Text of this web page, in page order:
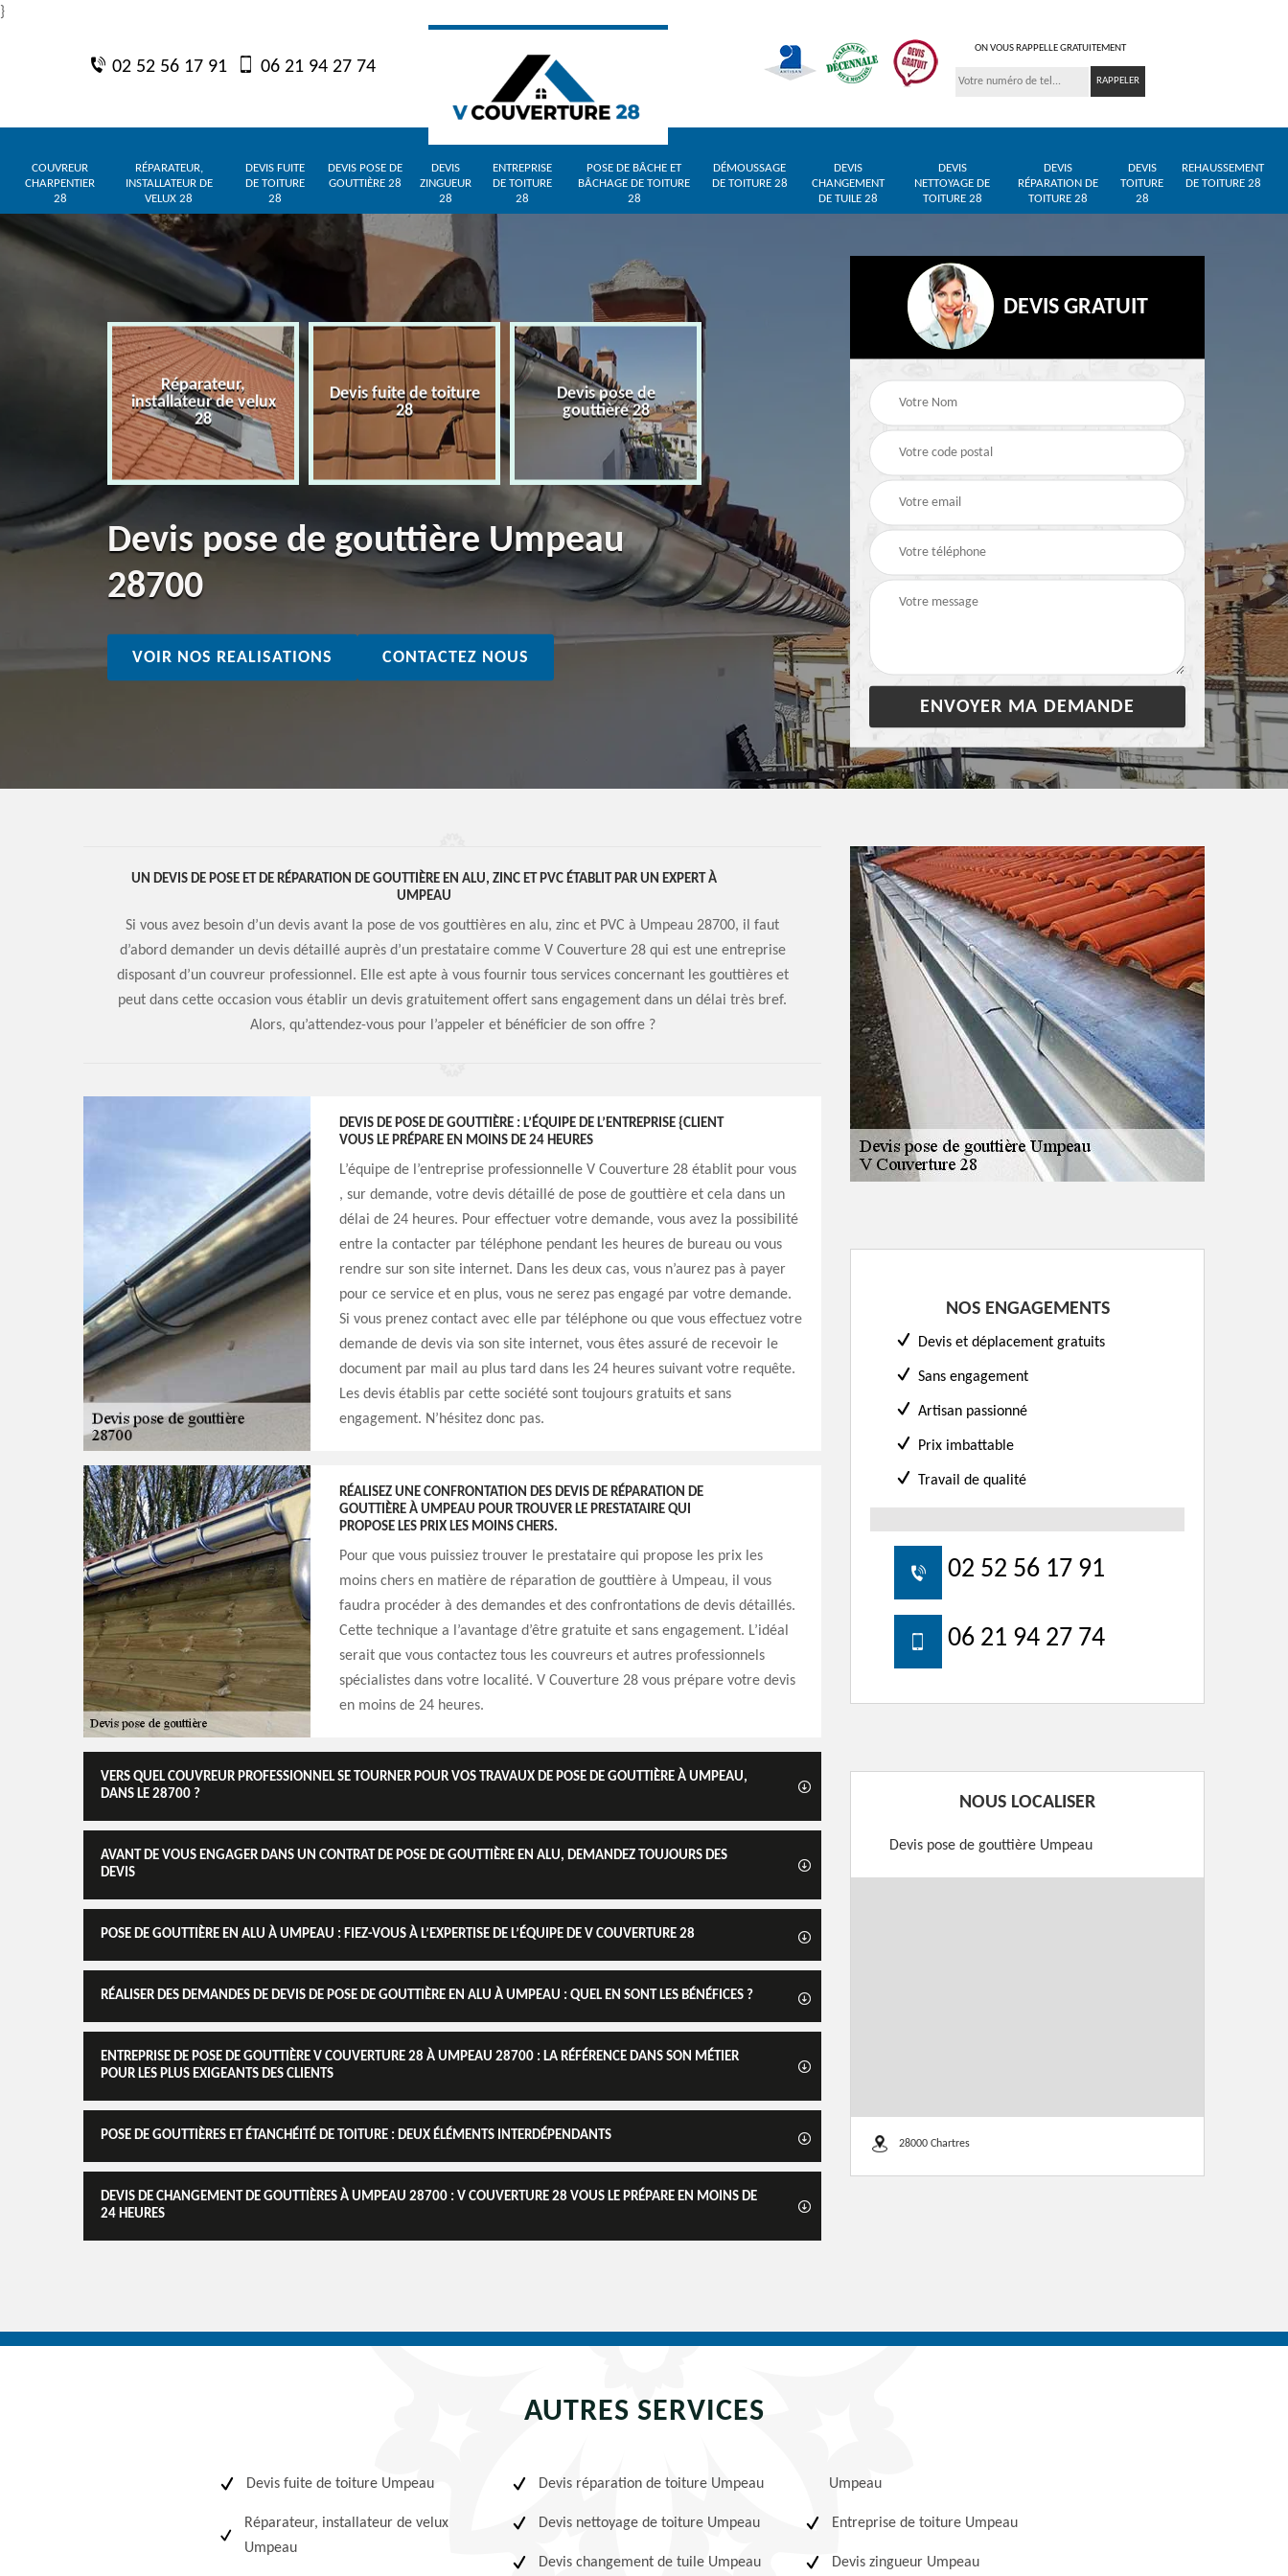
}
02 52 56 17 91 06 21 94 27 74
ON VOUS RAPPELLE GRATUITEMENT
COUVREUR
CHARPENTIER
28
RÉPARATEUR,
INSTALLATEUR DE
VELUX 28
DEVIS FUITE
DE TOITURE
28
DEVIS POSE DE
GOUTTIÈRE 28
DEVIS
ZINGUEUR
28
ENTREPRISE
DE TOITURE
28
POSE DE BÂCHE ET
BÂCHAGE DE TOITURE
28
DÉMOUSSAGE
DE TOITURE 28
DEVIS
CHANGEMENT
DE TUILE 28
DEVIS
NETTOYAGE DE
TOITURE 28
DEVIS
RÉPARATION DE
TOITURE 28
DEVIS
TOITURE
28
REHAUSSEMENT
DE TOITURE 28
Réparateur,
installateur de velux
28
Devis fuite de toiture
28
Devis pose de
gouttière 28
Entreprise de toiture
Pose de bâche et
bâchage de toiture 28
Devis pose de gouttière Umpeau
28700
VOIR NOS REALISATIONS CONTACTEZ NOUS
DEVIS GRATUIT
UN DEVIS DE POSE ET DE RÉPARATION DE GOUTTIÈRE EN ALU, ZINC ET PVC ÉTABLIT PAR UN EXPERT À
UMPEAU
Si vous avez besoin d’un devis avant la pose de vos gouttières en alu, zinc et PVC à Umpeau 28700, il faut
d’abord demander un devis détaillé auprès d’un prestataire comme V Couverture 28 qui est une entreprise
disposant d’un couvreur professionnel. Elle est apte à vous fournir tous services concernant les gouttières et
peut dans cette occasion vous établir un devis gratuitement offert sans engagement dans un délai très bref.
Alors, qu’attendez-vous pour l’appeler et bénéficier de son offre ?
DEVIS DE POSE DE GOUTTIÈRE : L’ÉQUIPE DE L’ENTREPRISE {CLIENT
VOUS LE PRÉPARE EN MOINS DE 24 HEURES
L’équipe de l’entreprise professionnelle V Couverture 28 établit pour vous
, sur demande, votre devis détaillé de pose de gouttière et cela dans un
délai de 24 heures. Pour effectuer votre demande, vous avez la possibilité
entre la contacter par téléphone pendant les heures de bureau ou vous
rendre sur son site internet. Dans les deux cas, vous n’aurez pas à payer
pour ce service et en plus, vous ne serez pas engagé par votre demande.
Si vous prenez contact avec elle par téléphone ou que vous effectuez votre
demande de devis via son site internet, vous êtes assuré de recevoir le
document par mail au plus tard dans les 24 heures suivant votre requête.
Les devis établis par cette société sont toujours gratuits et sans
engagement. N’hésitez donc pas.
RÉALISEZ UNE CONFRONTATION DES DEVIS DE RÉPARATION DE
GOUTTIÈRE À UMPEAU POUR TROUVER LE PRESTATAIRE QUI
PROPOSE LES PRIX LES MOINS CHERS.
Pour que vous puissiez trouver le prestataire qui propose les prix les
moins chers en matière de réparation de gouttière à Umpeau, il vous
faudra procéder à des demandes et des confrontations de devis détaillés.
Cette technique a l’avantage d’être gratuite et sans engagement. L’idéal
serait que vous contactez tous les couvreurs et autres professionnels
spécialistes dans votre localité. V Couverture 28 vous prépare votre devis
en moins de 24 heures.
VERS QUEL COUVREUR PROFESSIONNEL SE TOURNER POUR VOS TRAVAUX DE POSE DE GOUTTIÈRE À UMPEAU,
DANS LE 28700 ?
AVANT DE VOUS ENGAGER DANS UN CONTRAT DE POSE DE GOUTTIÈRE EN ALU, DEMANDEZ TOUJOURS DES
DEVIS
POSE DE GOUTTIÈRE EN ALU À UMPEAU : FIEZ-VOUS À L’EXPERTISE DE L’ÉQUIPE DE V COUVERTURE 28
RÉALISER DES DEMANDES DE DEVIS DE POSE DE GOUTTIÈRE EN ALU À UMPEAU : QUEL EN SONT LES BÉNÉFICES ?
ENTREPRISE DE POSE DE GOUTTIÈRE V COUVERTURE 28 À UMPEAU 28700 : LA RÉFÉRENCE DANS SON MÉTIER
POUR LES PLUS EXIGEANTS DES CLIENTS
POSE DE GOUTTIÈRES ET ÉTANCHÉITÉ DE TOITURE : DEUX ÉLÉMENTS INTERDÉPENDANTS
DEVIS DE CHANGEMENT DE GOUTTIÈRES À UMPEAU 28700 : V COUVERTURE 28 VOUS LE PRÉPARE EN MOINS DE
24 HEURES
NOS ENGAGEMENTS
Devis et déplacement gratuits
Sans engagement
Artisan passionné
Prix imbattable
Travail de qualité
02 52 56 17 91
06 21 94 27 74
NOUS LOCALISER
Devis pose de gouttière Umpeau
28000 Chartres
AUTRES SERVICES
Devis fuite de toiture Umpeau
Réparateur, installateur de velux
Umpeau
Devis réparation de toiture Umpeau
Devis nettoyage de toiture Umpeau
Devis changement de tuile Umpeau
Umpeau
Entreprise de toiture Umpeau
Devis zingueur Umpeau